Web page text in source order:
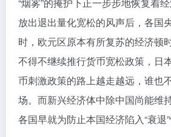
“烟雾”的掩护下正一步步地恢复着
放出退出量化宽松的风声后，各国
时，欧元区原本有所复苏的经济顿
不得不继续推行货币宽松政策，日
币刺激政策的路上越走越远，谁也
场。而新兴经济体中除中国尚能维
各国早就为防止本国经济陷入“衰退”